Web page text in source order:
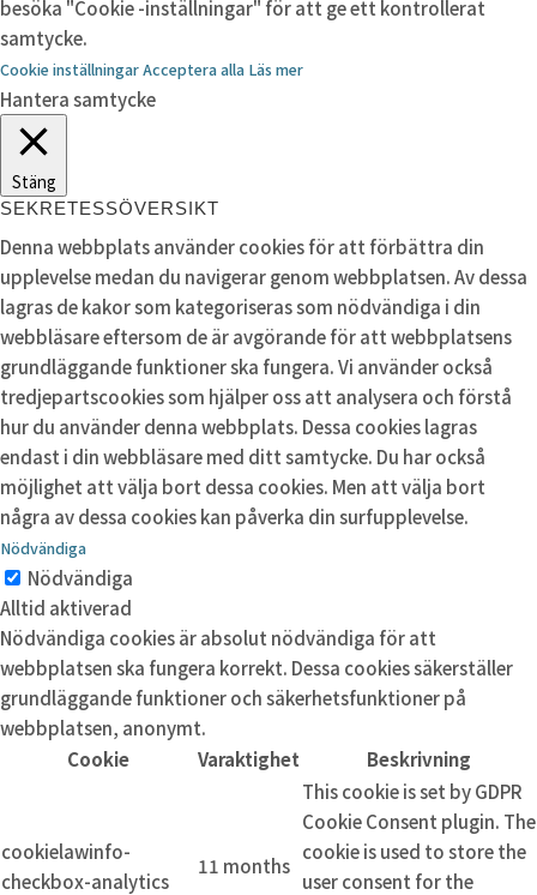
besöka "Cookie -inställningar" för att ge ett kontrollerat
samtycke.
Cookie inställningarAcceptera alla Läs mer
Hantera samtycke
Stäng
SEKRETESSÖVERSIKT
Denna webbplats använder cookies för att förbättra din
upplevelse medan du navigerar genom webbplatsen. Av dessa
lagras de kakor som kategoriseras som nödvändiga i din
webbläsare eftersom de är avgörande för att webbplatsens
grundläggande funktioner ska fungera. Vi använder också
tredjepartscookies som hjälper oss att analysera och förstå
hur du använder denna webbplats. Dessa cookies lagras
endast i din webbläsare med ditt samtycke. Du har också
möjlighet att välja bort dessa cookies. Men att välja bort
några av dessa cookies kan påverka din surfupplevelse.
Nödvändiga
Nödvändiga
Alltid aktiverad
Nödvändiga cookies är absolut nödvändiga för att
webbplatsen ska fungera korrekt. Dessa cookies säkerställer
grundläggande funktioner och säkerhetsfunktioner på
webbplatsen, anonymt.
Cookie
Varaktighet Beskrivning
cookielawinfo-
checkbox-analytics
11 months
This cookie is set by GDPR
Cookie Consent plugin. The
cookie is used to store the
user consent for the